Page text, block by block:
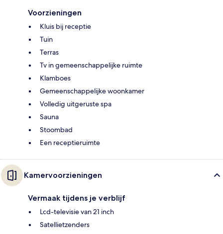
Voorzieningen
Kluis bij receptie
Tuin
Terras
Tv in gemeenschappelijke ruimte
Klamboes
Gemeenschappelijke woonkamer
Volledig uitgeruste spa
Sauna
Stoombad
Een receptieruimte
Kamervoorzieningen
Vermaak tijdens je verblijf
Lcd-televisie van 21 inch
Satellietzenders